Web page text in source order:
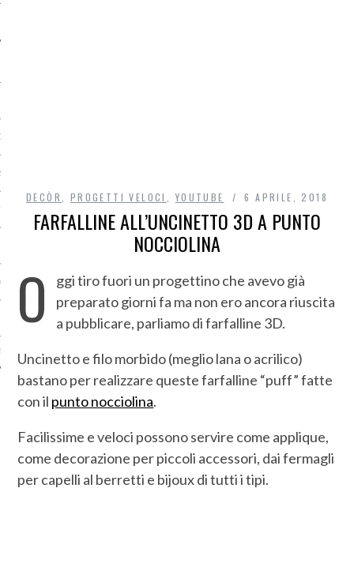
DI ACCESSO AI DATI
DECÒR PROGETTI VELOCI YOUTUBE 6 APRILE, 2018
FARFALLINE ALL’UNCINETTO 3D A PUNTO
NOCCIOLINA
O
ggi tiro fuori un progettino che avevo già
preparato giorni fa ma non ero ancora riuscita
a pubblicare, parliamo di farfalline 3D.
Uncinetto e filo morbido (meglio lana o acrilico)
bastano per realizzare queste farfalline “puff” fatte
con il punto nocciolina.
Facilissime e veloci possono servire come applique,
come decorazione per piccoli accessori, dai fermagli
per capelli al berretti e bijoux di tutti i tipi.